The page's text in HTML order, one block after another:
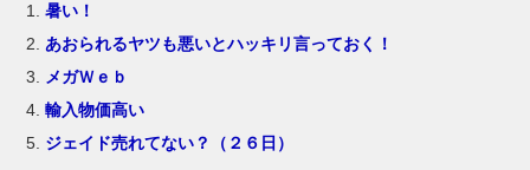
暑い！
あおられるヤツも悪いとハッキリ言っておく！
メガＷｅｂ
輸入物価高い
ジェイド売れてない？（２６日）